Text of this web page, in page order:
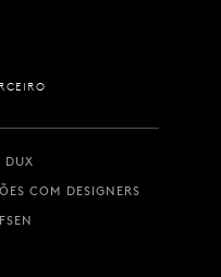
DUX
COM DESIGNERS